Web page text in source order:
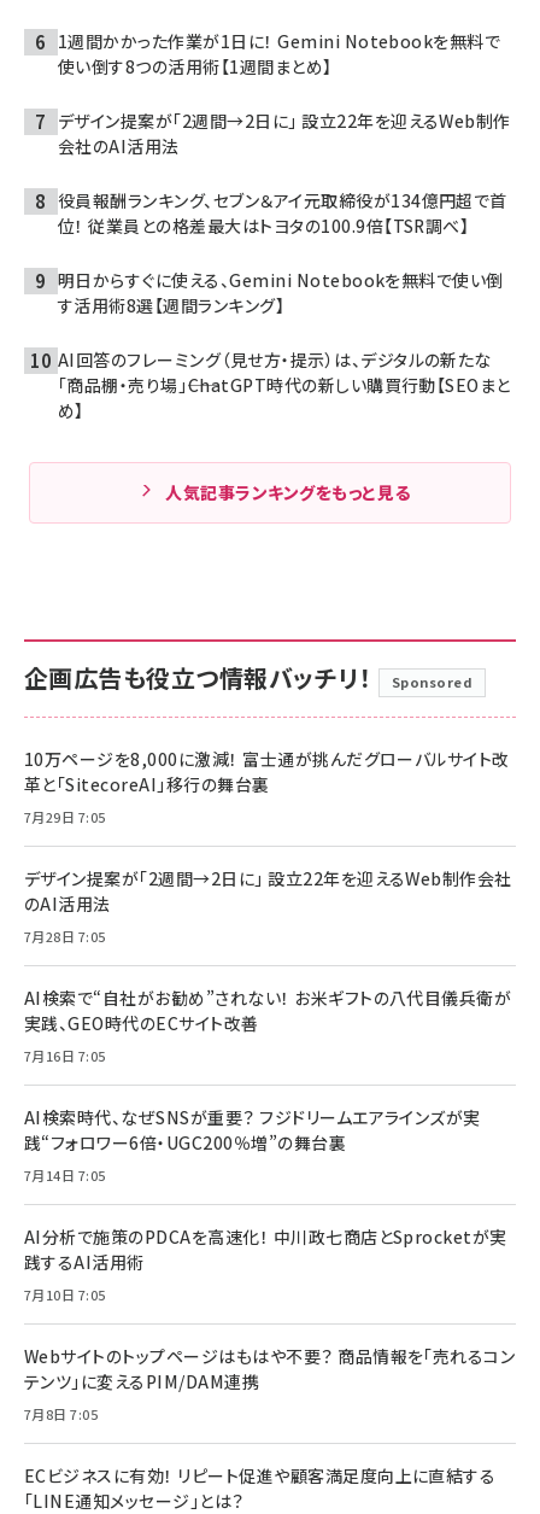
1週間かかった作業が1日に！ Gemini Notebookを無料で
使い倒す8つの活用術【1週間まとめ】
デザイン提案が「2週間→2日に」 設立22年を迎えるWeb制作
会社のAI活用法
役員報酬ランキング、セブン＆アイ元取締役が134億円超で首
位！ 従業員との格差最大はトヨタの100.9倍【TSR調べ】
明日からすぐに使える、Gemini Notebookを無料で使い倒
す活用術8選【週間ランキング】
AI回答のフレーミング（見せ方・提示）は、デジタルの新たな
「商品棚・売り場」――ChatGPT時代の新しい購買行動【SEOまと
め】
人気記事ランキングをもっと見る
企画広告も役立つ情報バッチリ！ Sponsored
10万ページを8,000に激減！ 富士通が挑んだグローバルサイト改
革と「SitecoreAI」移行の舞台裏
7月29日 7:05
デザイン提案が「2週間→2日に」 設立22年を迎えるWeb制作会社
のAI活用法
7月28日 7:05
AI検索で“自社がお勧め”されない！ お米ギフトの八代目儀兵衛が
実践、GEO時代のECサイト改善
7月16日 7:05
AI検索時代、なぜSNSが重要？ フジドリームエアラインズが実
践“フォロワー6倍・UGC200％増”の舞台裏
7月14日 7:05
AI分析で施策のPDCAを高速化！ 中川政七商店とSprocketが実
践するAI活用術
7月10日 7:05
Webサイトのトップページはもはや不要？ 商品情報を「売れるコン
テンツ」に変えるPIM/DAM連携
7月8日 7:05
ECビジネスに有効！ リピート促進や顧客満足度向上に直結する
「LINE通知メッセージ」とは？